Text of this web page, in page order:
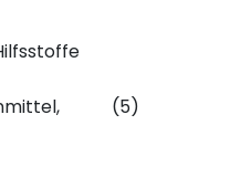
(5)